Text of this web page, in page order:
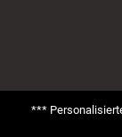
***